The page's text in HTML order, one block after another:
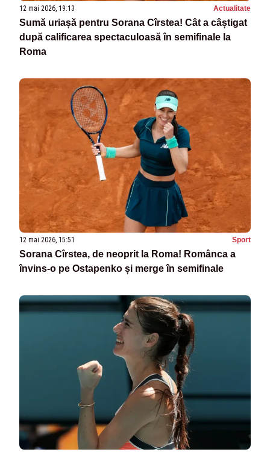
12 mai 2026, 19:13 Actualitate
Sumă uriașă pentru Sorana Cîrstea! Cât a câștigat
după calificarea spectaculoasă în semifinale la
Roma
12 mai 2026, 15:51 Sport
Sorana Cîrstea, de neoprit la Roma! Românca a
învins-o pe Ostapenko și merge în semifinale